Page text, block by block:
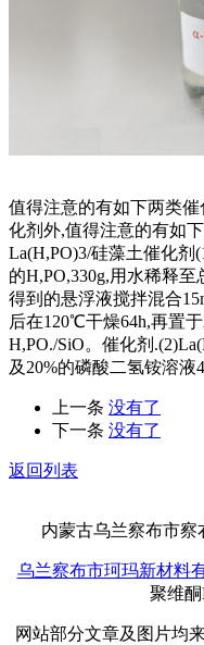
值得注意的有如下两类
化剂外,值得注意的有如
La(H,PO)3/硅藻土催化剂
的H,PO,330g,用水稀释
得到的悬浮液搅拌混合
后在120℃干燥64h,再置
H,PO./SiO。催化剂
及20%的磷酸二氢铵溶液
上一条 没有了
下一条 没有了
返回列表
内蒙古乌兰察布市
乌兰察布市珂玛新材料
聚维
网站部分文章及图片均